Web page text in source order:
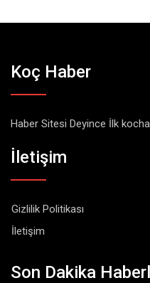
Koç Haber
Haber Sitesi Deyince İlk
İletişim
Gizlilik Politikası
İletişim
Son Dakika